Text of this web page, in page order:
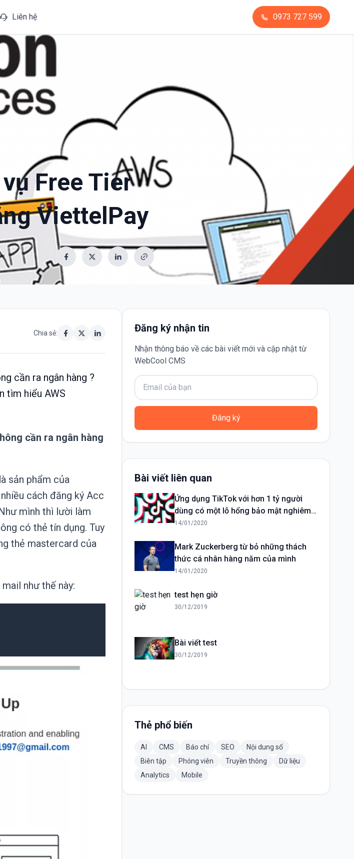
Liên hệ 0973 727 599
Free Tier
ViettelPay
Chia sẻ:
cần ra ngân hàng ?
tìm hiểu AWS
cần ra ngân hàng
sản phẩm của
cách đăng ký Acc
mình thì lười làm
có thẻ tín dụng. Tuy
thẻ mastercard của
như thế này:
Đăng ký nhận tin
Nhận thông báo về các bài viết mới và cập nhật từ
WebCool CMS
Đăng ký
Bài viết liên quan
Ứng dụng TikTok với hơn 1 tỷ người
dùng có một lỗ hổng bảo mật nghiêm
trọng
14/01/2020
Mark Zuckerberg từ bỏ những thách
thức cá nhân hàng năm của mình
14/01/2020
test hẹn giờ
30/12/2019
Bài viết test
30/12/2019
Thẻ phổ biến
AI CMS Báo chí SEO
Nội dung số
Biên tập
Phóng viên Truyền thông
Dữ liệu
Analytics
Mobile